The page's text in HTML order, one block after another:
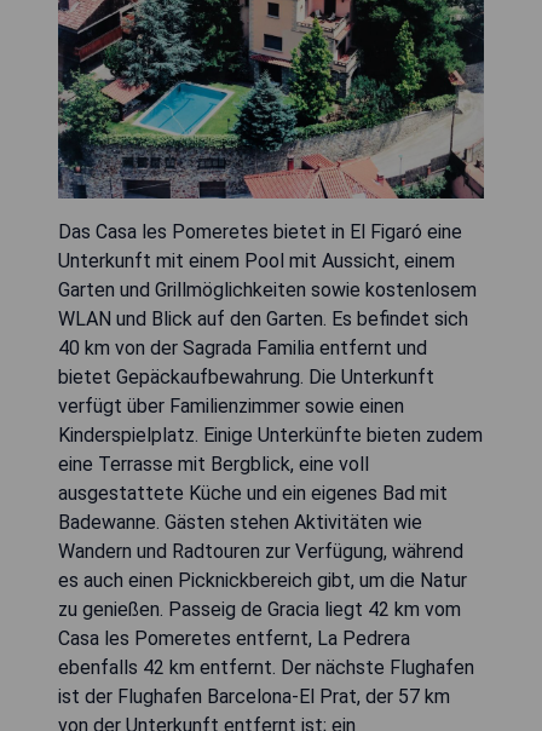
Das Casa les Pomeretes bietet in El Figaró eine
Unterkunft mit einem Pool mit Aussicht, einem
Garten und Grillmöglichkeiten sowie kostenlosem
WLAN und Blick auf den Garten. Es befindet sich
40 km von der Sagrada Familia entfernt und
bietet Gepäckaufbewahrung. Die Unterkunft
verfügt über Familienzimmer sowie einen
Kinderspielplatz. Einige Unterkünfte bieten zudem
eine Terrasse mit Bergblick, eine voll
ausgestattete Küche und ein eigenes Bad mit
Badewanne. Gästen stehen Aktivitäten wie
Wandern und Radtouren zur Verfügung, während
es auch einen Picknickbereich gibt, um die Natur
zu genießen. Passeig de Gracia liegt 42 km vom
Casa les Pomeretes entfernt, La Pedrera
ebenfalls 42 km entfernt. Der nächste Flughafen
ist der Flughafen Barcelona-El Prat, der 57 km
von der Unterkunft entfernt ist; ein